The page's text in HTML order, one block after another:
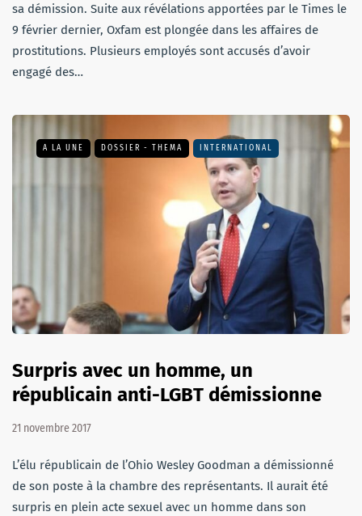
sa démission. Suite aux révélations apportées par le Times le
9 février dernier, Oxfam est plongée dans les affaires de
prostitutions. Plusieurs employés sont accusés d’avoir
engagé des…
A LA UNE DOSSIER - THEMA INTERNATIONAL
Surpris avec un homme, un
républicain anti-LGBT démissionne
21 novembre 2017
L’élu républicain de l’Ohio Wesley Goodman a démissionné
de son poste à la chambre des représentants. Il aurait été
surpris en plein acte sexuel avec un homme dans son